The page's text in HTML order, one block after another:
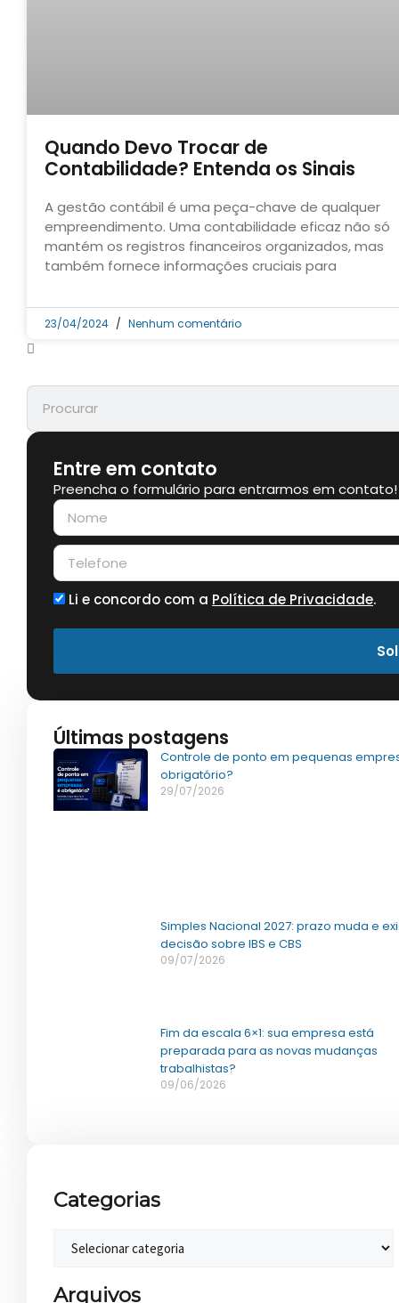
Quando Devo Trocar de
Contabilidade? Entenda os Sinais
A gestão contábil é uma peça-chave de qualquer
empreendimento. Uma contabilidade eficaz não só
mantém os registros financeiros organizados, mas
também fornece informações cruciais para
23/04/2024 Nenhum comentário
Entre em contato
Preencha o formulário para entrarmos em contato!
Li e concordo com a Política de Privacidade.
Últimas postagens
Controle de ponto em pequenas
obrigatório?
29/07/2026
Simples Nacional 2027: prazo muda e
decisão sobre IBS e CBS
09/07/2026
Fim da escala 6×1: sua empresa está
preparada para as novas mudanças
trabalhistas?
09/06/2026
Categorias
Arquivos